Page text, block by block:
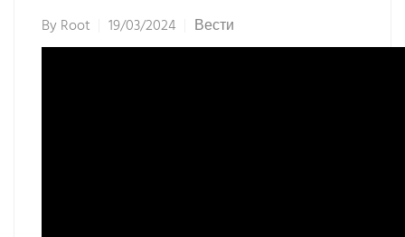
ByRoot 19/03/2024 Вести